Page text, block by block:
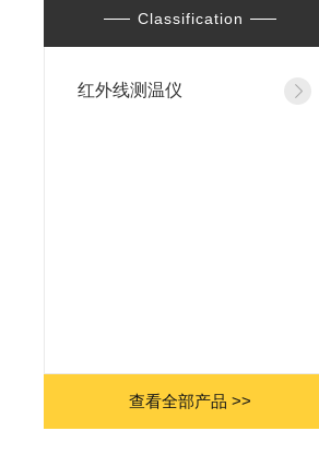
Classification
红外线测温仪
查看全部产品 >>